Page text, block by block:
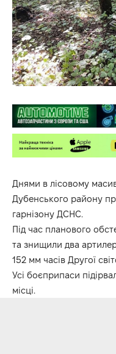
Днями в лісовому
Дубенського району
гарнізону ДСНС.
Під час планового
та знищили два
152 мм часів Другої
Усі боєприпаси
місці.